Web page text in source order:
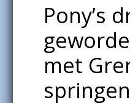
Pony’s
met